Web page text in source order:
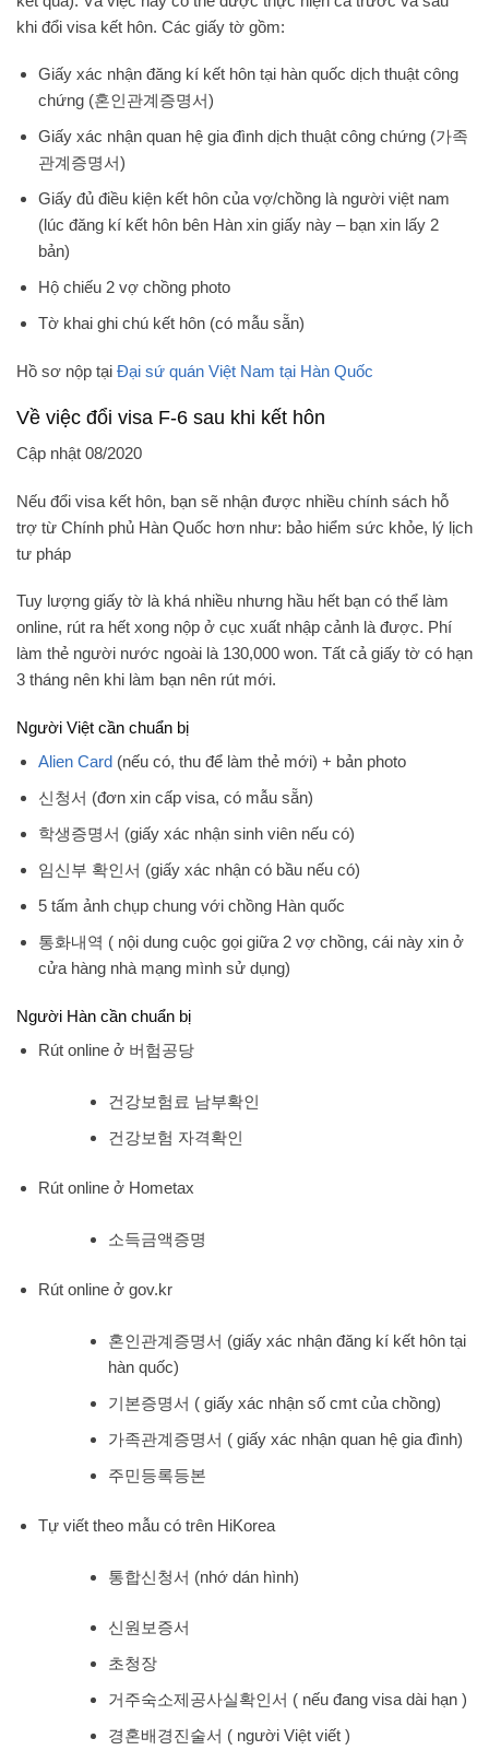
khi đổi visa kết hôn. Các giấy tờ gồm:
Giấy xác nhận đăng kí kết hôn tại hàn quốc dịch thuật công
chứng (혼인관계증명서)
Giấy xác nhận quan hệ gia đình dịch thuật công chứng (가족
관계증명서)
Giấy đủ điều kiện kết hôn của vợ/chồng là người việt nam
(lúc đăng kí kết hôn bên Hàn xin giấy này – bạn xin lấy 2
bản)
Hộ chiếu 2 vợ chồng photo
Tờ khai ghi chú kết hôn (có mẫu sẵn)
Hồ sơ nộp tại Đại sứ quán Việt Nam tại Hàn Quốc
Về việc đổi visa F-6 sau khi kết hôn
Cập nhật 08/2020
Nếu đổi visa kết hôn, bạn sẽ nhận được nhiều chính sách hỗ
trợ từ Chính phủ Hàn Quốc hơn như: bảo hiểm sức khỏe, lý lịch
tư pháp
Tuy lượng giấy tờ là khá nhiều nhưng hầu hết bạn có thể làm
online, rút ra hết xong nộp ở cục xuất nhập cảnh là được. Phí
làm thẻ người nước ngoài là 130,000 won. Tất cả giấy tờ có hạn
3 tháng nên khi làm bạn nên rút mới.
Người Việt cần chuẩn bị
Alien Card(nếu có, thu để làm thẻ mới) + bản photo
신청서 (đơn xin cấp visa, có mẫu sẵn)
학생증명서 (giấy xác nhận sinh viên nếu có)
임신부 확인서 (giấy xác nhận có bầu nếu có)
5 tấm ảnh chụp chung với chồng Hàn quốc
통화내역 ( nội dung cuộc gọi giữa 2 vợ chồng, cái này xin ở
cửa hàng nhà mạng mình sử dụng)
Người Hàn cần chuẩn bị
Rút online ở 버험공당
건강보험료 남부확인
건강보험 자격확인
Rút online ở Hometax
소득금액증명
Rút online ở gov.kr
혼인관계증명서 (giấy xác nhận đăng kí kết hôn tại
hàn quốc)
기본증명서 ( giấy xác nhận số cmt của chồng)
가족관계증명서 ( giấy xác nhận quan hệ gia đình)
주민등록등본
Tự viết theo mẫu có trên HiKorea
통합신청서 (nhớ dán hình)
신원보증서
초청장
거주숙소제공사실확인서 ( nếu đang visa dài hạn )
경혼배경진술서 ( người Việt viết )